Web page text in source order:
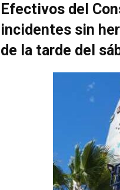
Efectivos del
incidentes sin
de la tarde del